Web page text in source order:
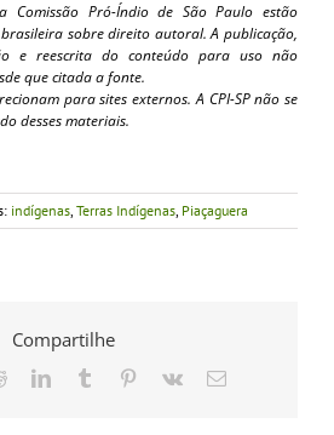
Comissão Pró-Índio de São Paulo estão
sobre direito autoral. A publicação,
e reescrita do conteúdo para uso não
que citada a fonte.
para sites externos. A CPI-SP não se
desses materiais.
indígenas, Terras Indígenas, Piaçaguera
Compartilhe
RedditLinkedInTumblr Pinterest
Vk
E-